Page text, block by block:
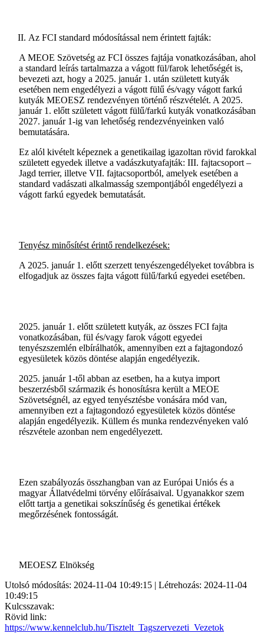
Az FCI standard módosítással nem érintett fajták:
A MEOE Szövetség az FCI összes fajtája vonatkozásában, ahol
a standard leírás tartalmazza a vágott fül/farok lehetőségét is,
bevezeti azt, hogy a 2025. január 1. után született kutyák
esetében nem engedélyezi a vágott fülű és/vagy vágott farkú
kutyák MEOESZ rendezvényen történő részvételét. A 2025.
január 1. előtt született vágott fülű/farkú kutyák vonatkozásában
2027. január 1-ig van lehetőség rendezvényeinken való
bemutatására.
Ez alól kivételt képeznek a genetikailag igazoltan rövid farokkal
született egyedek illetve a vadászkutyafajták: III. fajtacsoport –
Jagd terrier, illetve VII. fajtacsoportból, amelyek esetében a
standard vadászati alkalmasság szempontjából engedélyezi a
vágott farkú egyedek bemutatását.
Tenyész minősítést érintő rendelkezések:
A 2025. január 1. előtt szerzett tenyészengedélyeket továbbra is
elfogadjuk az összes fajta vágott fülű/farkú egyedei esetében.
2025. január 1. előtt született kutyák, az összes FCI fajta
vonatkozásában, fül és/vagy farok vágott egyedei
tenyészszemlén elbírálhatók, amennyiben ezt a fajtagondozó
egyesületek közös döntése alapján engedélyezik.
2025. január 1-től abban az esetben, ha a kutya import
beszerzésből származik és honosításra került a MEOE
Szövetségnél, az egyed tenyésztésbe vonására mód van,
amennyiben ezt a fajtagondozó egyesületek közös döntése
alapján engedélyezik. Küllem és munka rendezvényeken való
részvétele azonban nem engedélyezett.
Ezen szabályozás összhangban van az Európai Uniós és a
magyar Állatvédelmi törvény előírásaival. Ugyanakkor szem
előtt tartja a genetikai sokszínűség és genetikai értékek
megőrzésének fontosságát.
MEOESZ Elnökség
Utolsó módosítás: 2024-11-04 10:49:15 | Létrehozás: 2024-11-04
10:49:15
Kulcsszavak:
Rövid link:
https://www.kennelclub.hu/Tisztelt_Tagszervezeti_Vezetok